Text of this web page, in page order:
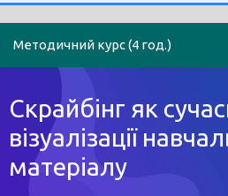
Методичний курс (4 год.)
Скрайбінг як
візуалізації
матеріалу